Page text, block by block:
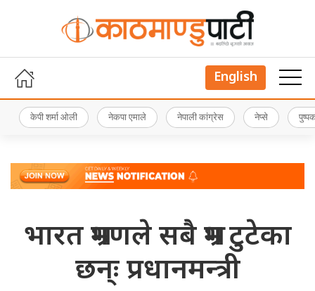
English
केपी शर्मा ओली नेकपा एमाले नेपाली कांग्रेस नेप्से
भारत भ्रमणले सबै भ्रम टुटेका
छन्ः प्रधानमन्त्री